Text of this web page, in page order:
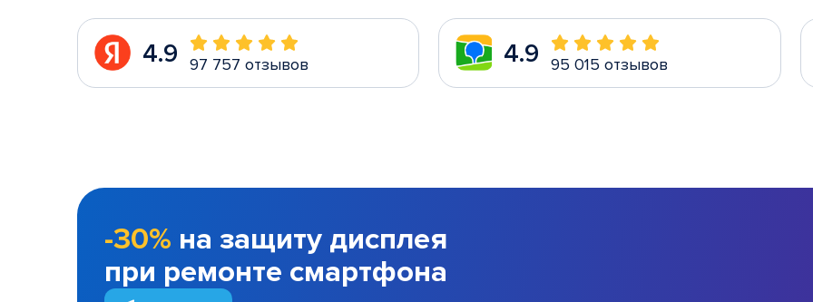
4.9 97 757 отзывов 4.9 95 015 отзывов
-30% на защиту дисплея
при ремонте смартфона